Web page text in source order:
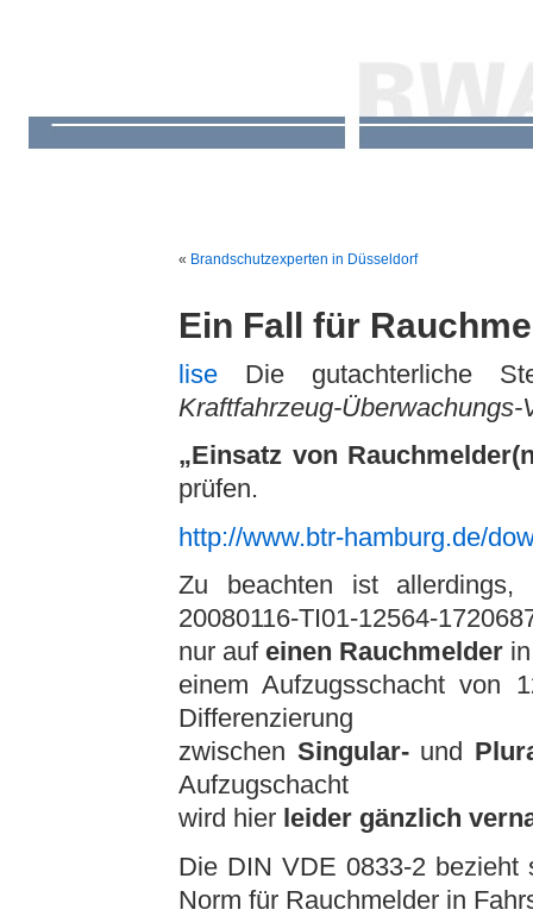
« Brandschutzexperten in Düsseldorf
Ein Fall für
lise Die gutachterliche
Kraftfahrzeug-
„Einsatz von
prüfen.
http://www.btr-hamburg.de/
Zu beachten ist
20080116-TI01-12564-
nur auf einen Rauchmelder in
einem Aufzugsschacht von
Differenzierung
zwischen Singular-und
Aufzugschacht
wird hier leider gänzlich
Die DIN VDE 0833-2
Norm für Rauchmelder in